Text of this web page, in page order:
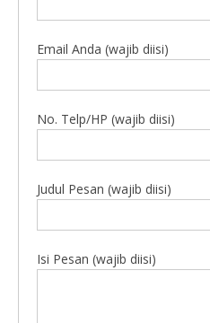
Email Anda (wajib diisi)
No. Telp/HP (wajib diisi)
Judul Pesan (wajib diisi)
Isi Pesan (wajib diisi)